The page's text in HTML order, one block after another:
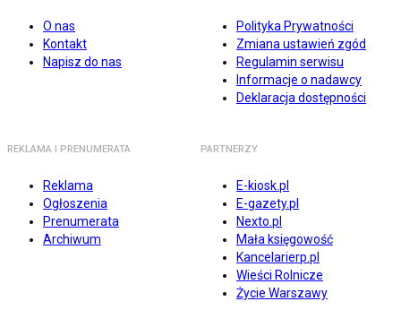
O nas
Kontakt
Napisz do nas
Polityka Prywatności
Zmiana ustawień zgód
Regulamin serwisu
Informacje o nadawcy
Deklaracja dostępności
REKLAMA I PRENUMERATA
Reklama
Ogłoszenia
Prenumerata
Archiwum
PARTNERZY
E-kiosk.pl
E-gazety.pl
Nexto.pl
Mała księgowość
Kancelarierp.pl
Wieści Rolnicze
Życie Warszawy